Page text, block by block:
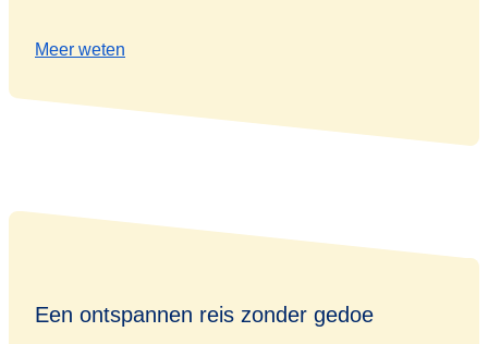
Meer weten
Een ontspannen reis zonder gedoe